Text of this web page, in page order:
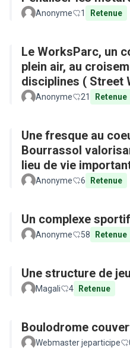
Anonyme 1 Retenue
Le WorksParc, un
plein air, au
disciplines ( Street
Parkour)
Anonyme 21 Retenue
Une fresque au
Bourrassol
lieu de vie
Anonyme 6 Retenue
Un complexe
Anonyme 58 Retenue
Une structure de
Magali 4 Retenue
Boulodrome
Webmaster jeparticipe